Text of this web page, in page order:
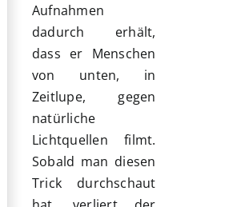
Aufnahmen
dadurch erhält,
dass er Menschen
von unten, in
Zeitlupe, gegen
natürliche
Lichtquellen filmt.
Sobald man diesen
Trick durchschaut